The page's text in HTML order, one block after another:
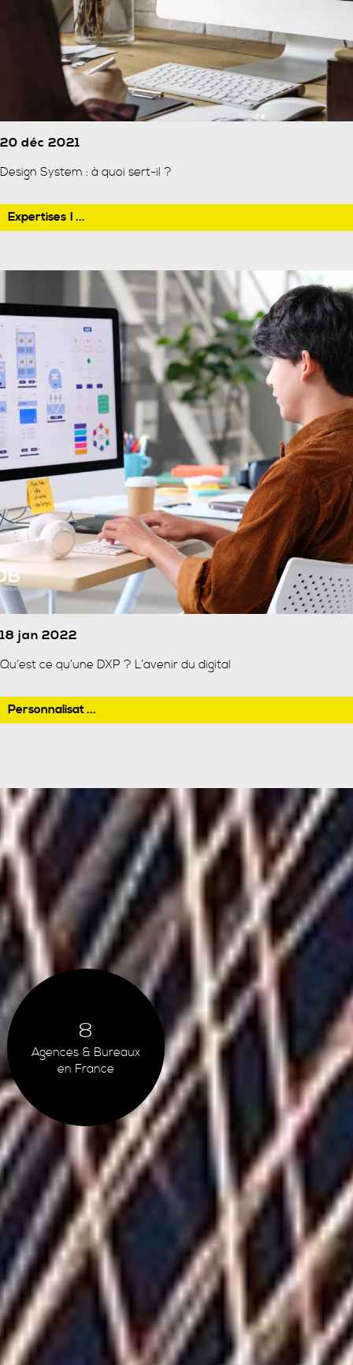
20 déc 2021
Design System : à quoi sert-il ?
Expertises I ...
18 jan 2022
Qu’est ce qu’une DXP ? L’avenir du digital
Personnalisat ...
8
Agences & Bureaux
en France